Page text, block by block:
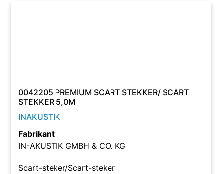
0042205 PREMIUM SCART STEKKER/ SCART
STEKKER 5,0M
INAKUSTIK
Fabrikant
IN-AKUSTIK GMBH & CO. KG
Scart-steker/Scart-steker